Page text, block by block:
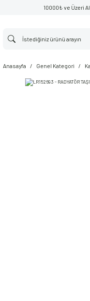
10000₺ ve Üzeri
Anasayfa Genel Kategori